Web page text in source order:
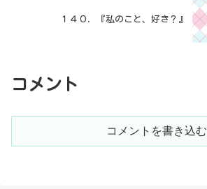
１４０．『私のこと、好き？』
コメント
コメントを書き込む